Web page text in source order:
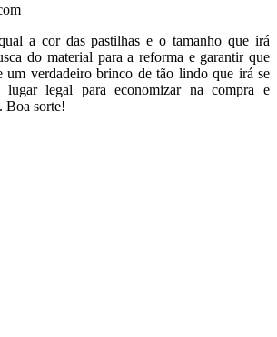
a cor das pastilhas e o tamanho que irá
do material para a reforma e garantir que
um verdadeiro brinco de tão lindo que irá se
lugar legal para economizar na compra e
Boa sorte!